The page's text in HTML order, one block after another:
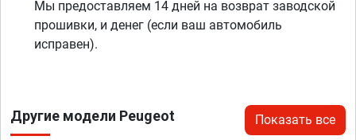
Мы предоставляем 14 дней на возврат заводской
прошивки, и денег (если ваш автомобиль
исправен).
Другие модели Peugeot Показать все